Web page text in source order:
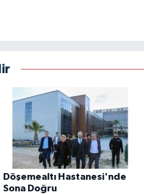
Döşemealtı Hastanesi'nde
Sona Doğru